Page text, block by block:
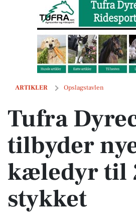
ARTIKLER Opslagstavlen
Tufra Dyrecenter tilbyder nye kæledyr
Tufra
tilbyder
kæledyr til
stykket